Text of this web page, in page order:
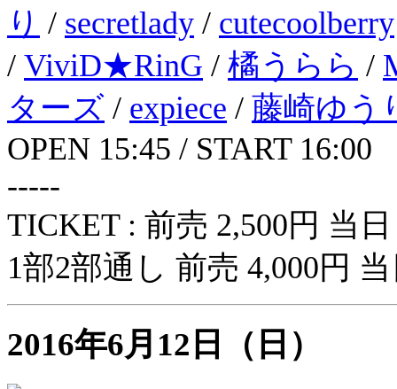
り / secretlady / cutecoolberry
/ ViviD★RinG / 橘うらら /
ターズ / expiece / 藤崎ゆう
OPEN 15:45 / START 16:00
-----
TICKET : 前売 2,500円 当
1部2部通し 前売 4,000円
2016年6月12日（日）